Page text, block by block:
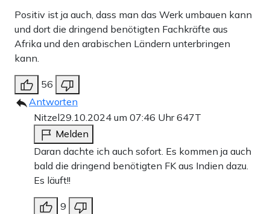
Positiv ist ja auch, dass man das Werk umbauen kann
und dort die dringend benötigten Fachkräfte aus
Afrika und den arabischen Ländern unterbringen
kann.
56
Antworten
Nitzel29.10.2024 um 07:46 Uhr647T
Melden
Daran dachte ich auch sofort. Es kommen ja auch
bald die dringend benötigten FK aus Indien dazu.
Es läuft!!
9